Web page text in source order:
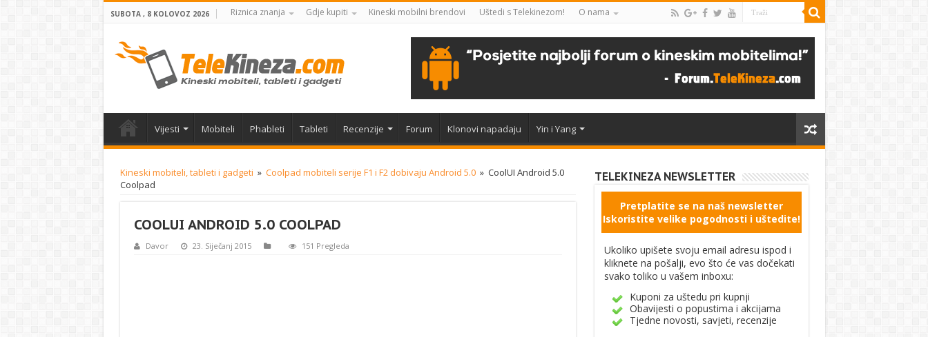
SUBOTA , 8 KOLOVOZ 2026 Riznica znanja Gdje kupiti Kineski mobilni brendovi Uštedi s Telekinezom! O nama
Vijesti Mobiteli Phableti Tableti Recenzije Forum Klonovi napadaju Yin i Yang
Kineski mobiteli, tableti i gadgeti » Coolpad mobiteli serije F1 i F2 dobivaju Android 5.0 » CoolUI Android 5.0
Coolpad
COOLUI ANDROID 5.0 COOLPAD
Davor 23. Siječanj 2015 151 Pregleda
TELEKINEZA NEWSLETTER
Pretplatite se na naš newsletter
Iskoristite velike pogodnosti i uštedite!
Ukoliko upišete svoju email adresu ispod i
kliknete na pošalji, evo što će vas dočekati
svako toliko u vašem inboxu:
Kuponi za uštedu pri kupnji
Obavijesti o popustima i akcijama
Tjedne novosti, savjeti, recenzije